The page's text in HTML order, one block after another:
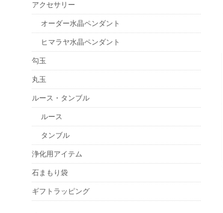
アクセサリー
オーダー水晶ペンダント
ヒマラヤ水晶ペンダント
勾玉
丸玉
ルース・タンブル
ルース
タンブル
浄化用アイテム
石まもり袋
ギフトラッピング